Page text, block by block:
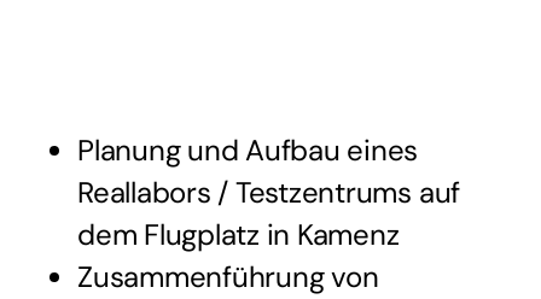
Planung und Aufbau eines
Reallabors / Testzentrums auf
dem Flugplatz in Kamenz
Zusammenführung von